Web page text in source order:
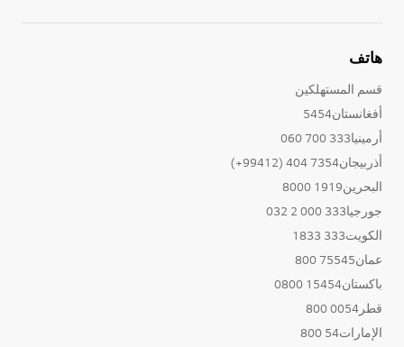
هاتف
قسم المستهلكين
أفغانستان5454
أرمينيا333 700 060
أذربيجان7354 404 (99412+)
البحرين1919 8000
جورجيا333 000 2 032
الكويت333 1833
عمان75545 800
باكستان15454 0800
قطر0054 800
الإمارات54 800